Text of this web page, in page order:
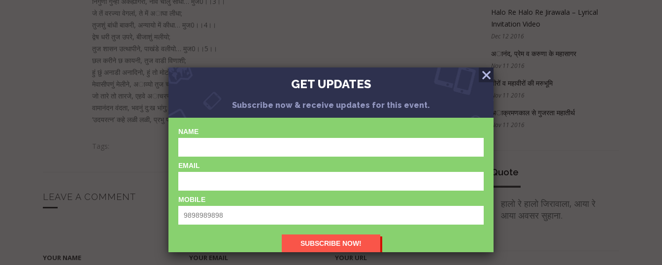
जे तें वरज्या वेगलां, ते में अाघा लीधा;
तुजशुं बांधी बाकरी, अन्यायो में कीधा… मुज0।।4।।
द्वेष धरी तुज उपरे, बीजाशुं मलीयो;
तुज शासन उत्थापीने, पाखंडे वलीयो… मुज0।।5।।
छल करीने छ कायनी, तुज वाडी विणाशी;
हुं छुं अनाडी अनादिनो, हुं तो मोटो मेवासी… मुज0।।6।।
मेवासीपणुं मेलीने, अाव्यो तुज चरणे;
जो तारे तो तारजे, एहवे अाचरणे… मुज0।।7।।
वामानंदन वंदता, भवनुं दु:ख भांगु;
‘उदयरत्न’ कहे लळी लळी, प्रभु पाये लागुं… मुज0।।8।।
Tags:
LEAVE A COMMENT
YOUR NAME YOUR EMAIL YOUR URL
Halo Re Halo Re Jirawala – Lyrical
Invitation Video
Dec 12 2016
अानंद, प्रेम व करुणा के महासागर
Nov 11 2016
वीरों व महावीरों की मरुभूमि
Nov 11 2016
अाक्रमणकाल से गुजरता महातीर्थ
Nov 11 2016
Quote
हालो रे हालो जिरावाला, आया रे
आया अवसर सुहाना.
GET UPDATES
Subscribe now & receive updates for this event.
NAME
EMAIL
MOBILE